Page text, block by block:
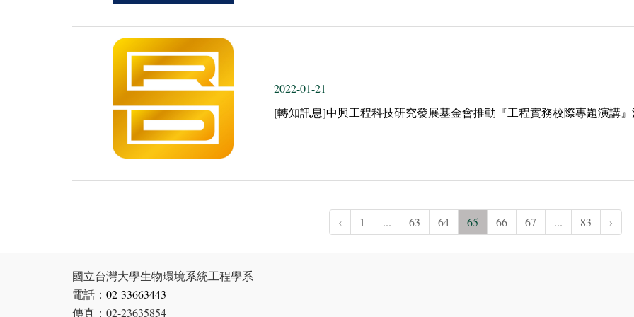
2022-01-21
[轉知訊息]中興工程科技研究發展基金會推動『工程實務校際專題演講
‹ 1 ... 63 64 65 66 67 ... 83 ›
國立台灣大學生物環境系統工程學系
電話： 02-33663443
傳真：02-23635854